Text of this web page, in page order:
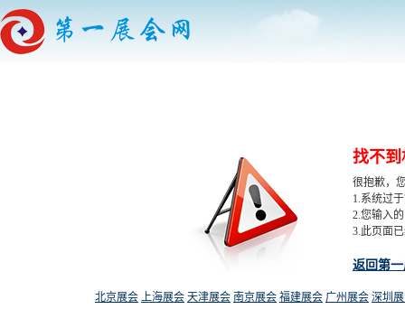
北京展会 上海展会 天津展会 南京展会 福建展会 广州展会 深圳
找不
很抱歉，
1.系统过
2.您输入
3.此页面
返回第